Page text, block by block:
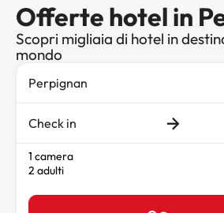
Offerte hotel in
Scopri migliaia di hotel in
mondo
Check in
1 camera
2 adulti